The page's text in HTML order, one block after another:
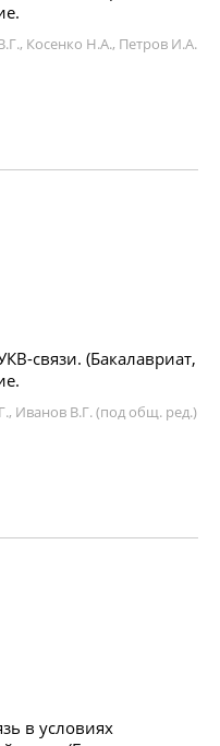
Косенко Н.А., Петров И.А.
связи. (Бакалавриат,
Иванов В.Г. (под общ. ред.)
в условиях